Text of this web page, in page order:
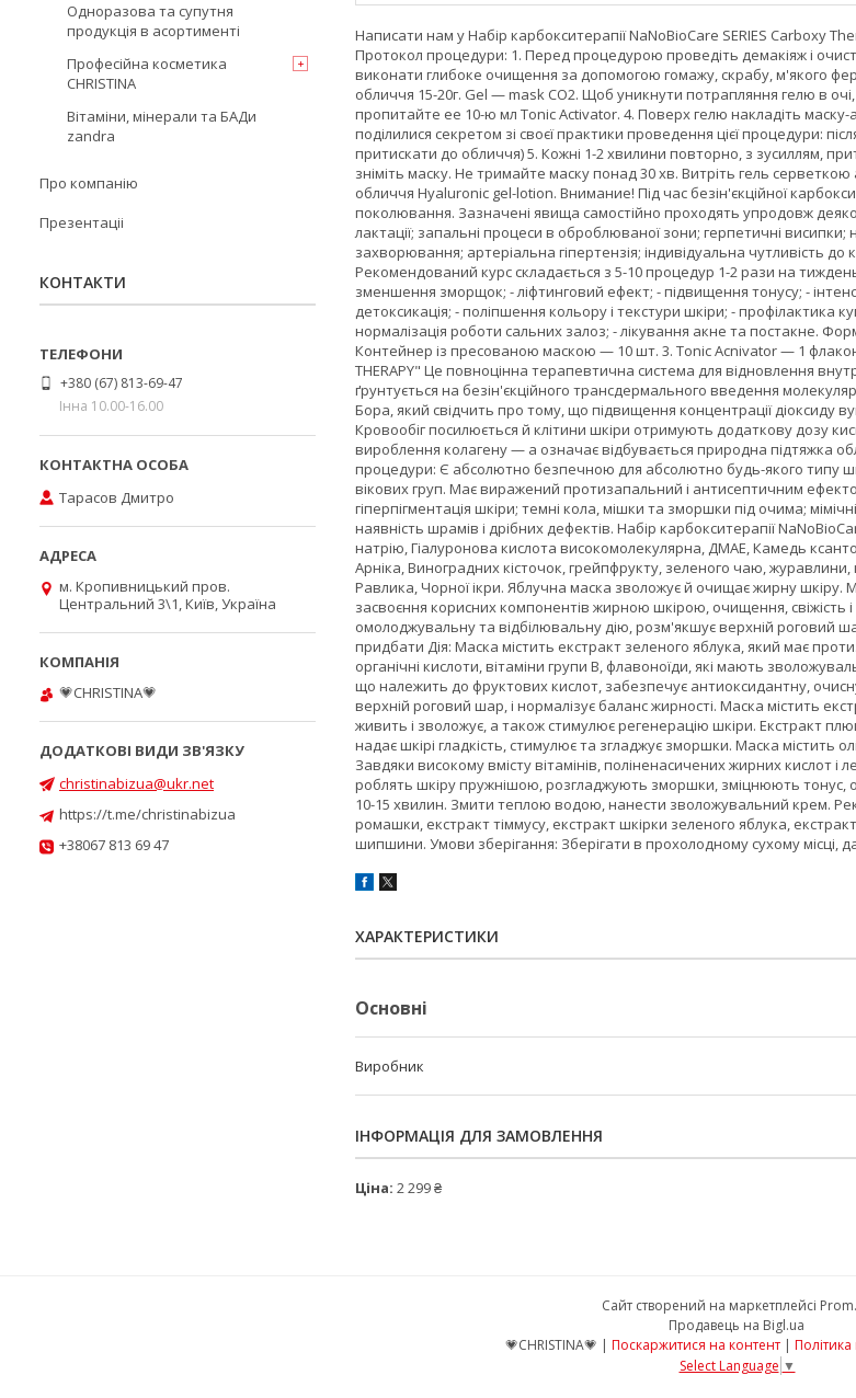
Написати нам у Набір карбокситерапії NaNoBioCare SERIES Carboxy
Протокол процедури: 1. Перед процедурою проведіть демакіяж і
виконати глибоке очищення за допомогою гомажу, скрабу, м'якого
обличчя 15-20г. Gel — mask CO2. Щоб уникнути потрапляння гелю в
пропитайте ее 10-ю мл Tonic Activator. 4. Поверх гелю накладіть маску-
поділилися секретом зі своєї практики проведення цієї процедури:
притискати до обличчя) 5. Кожні 1-2 хвилини повторно, з зусиллям,
зніміть маску. Не тримайте маску понад 30 хв. Витріть гель
обличчя Hyaluronic gel-lotion. Внимание! Під час безін'єкційної
поколювання. Зазначені явища самостійно проходять упродовж
лактації; запальні процеси в оброблюваної зони; герпетичні
захворювання; артеріальна гіпертензія; індивідуальна чутливість
Рекомендований курс складається з 5-10 процедур 1-2 рази на
зменшення зморщок; - ліфтинговий ефект; - підвищення тонусу; -
детоксикація; - поліпшення кольору і текстури шкіри; -
нормалізація роботи сальних залоз; - лікування акне та постакне.
Контейнер із пресованою маскою — 10 шт. 3. Tonic Acnivator — 1 флакон
THERAPY" Це повноцінна терапевтична система для відновлення
ґрунтується на безін'єкційного трансдермального введення
Бора, який свідчить про тому, що підвищення концентрації
Кровообіг посилюється й клітини шкіри отримують додаткову дозу
вироблення колагену — а означає відбувається природна підтяжка
процедури: Є абсолютно безпечною для абсолютно будь-якого типу
вікових груп. Має виражений протизапальний і антисептичним
гіперпігментація шкіри; темні кола, мішки та зморшки під очима;
наявність шрамів і дрібних дефектів. Набір карбокситерапії
натрію, Гіалуронова кислота високомолекулярна, ДМАЕ, Камедь
Арніка, Виноградних кісточок, грейпфрукту, зеленого чаю,
Равлика, Чорної ікри. Яблучна маска зволожує й очищає жирну
засвоєння корисних компонентів жирною шкірою, очищення, свіжість
омолоджувальну та відбілювальну дію, розм'якшує верхній роговий
придбати Дія: Маска містить екстракт зеленого яблука, який має
органічні кислоти, вітаміни групи B, флавоноїди, які мають
що належить до фруктових кислот, забезпечує антиоксидантну,
верхній роговий шар, і нормалізує баланс жирності. Маска містить
живить і зволожує, а також стимулює регенерацію шкіри. Екстракт
надає шкірі гладкість, стимулює та згладжує зморшки. Маска містить
Завдяки високому вмісту вітамінів, поліненасичених жирних кислот
роблять шкіру пружнішою, розгладжують зморшки, зміцнюють тонус,
10-15 хвилин. Змити теплою водою, нанести зволожувальний крем.
ромашки, екстракт тіммусу, екстракт шкірки зеленого яблука,
шипшини. Умови зберігання: Зберігати в прохолодному сухому місці,
ХАРАКТЕРИСТИКИ
Основні
Виробник
ІНФОРМАЦІЯ ДЛЯ ЗАМОВЛЕННЯ
Ціна: 2 299 ₴
Одноразова та супутня
продукція в асортименті
Професійна косметика
CHRISTINA
Вітаміни, мінерали та БАДи
zandra
Про компанію
Презентаціі
КОНТАКТИ
+380 (67) 813-69-47
Інна 10.00-16.00
Тарасов Дмитро
м. Кропивницький пров.
Центральний 3\1, Київ, Україна
💗CHRISTINA💗
christinabizua@ukr.net
https://t.me/christinabizua
+38067 813 69 47
Сайт створений на маркетплейсі
Продавець на Bigl.ua
💗CHRISTINA💗 | Поскаржитися на контент | Політика
Select Language ▼